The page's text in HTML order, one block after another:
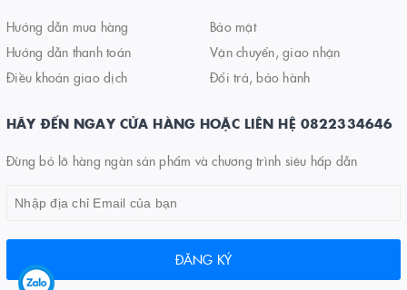
Hướng dẫn mua hàng
Hướng dẫn thanh toán
Điều khoản giao dịch
Bảo mật
Vận chuyển, giao nhận
Đổi trả, bảo hành
HÃY ĐẾN NGAY CỬA HÀNG HOẶC LIÊN HỆ 0822334646
Đừng bỏ lỡ hàng ngàn sản phẩm và chương trình siêu hấp dẫn
ĐĂNG KÝ